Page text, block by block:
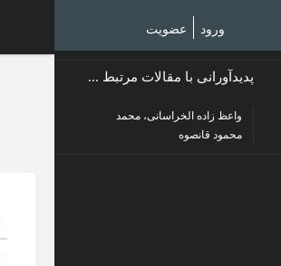
ورود عضویت
پدیدآورانی با مقالات مرتبط ...
واعظ زاده الخراسانی، محمد
محمود قانصوه